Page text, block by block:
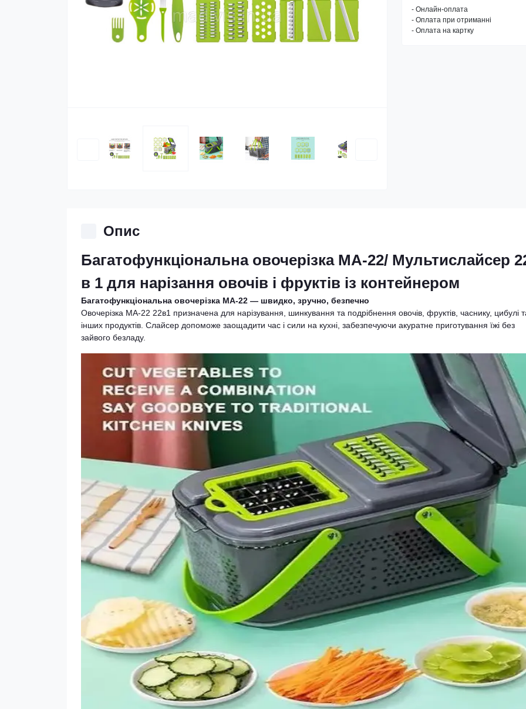
- Онлайн-оплата
- Оплата при отриманні
- Оплата на картку
Опис
Багатофункціональна овочерізка MA-22/ Мультислайсер
в 1 для нарізання овочів і фруктів із контейнером
Багатофункціональна овочерізка MA-22 — швидко, зручно, безпечно
Овочерізка MA-22 22в1 призначена для нарізування, шинкування та подрібнення овочів, фруктів, часнику, цибулі
інших продуктів. Слайсер допоможе заощадити час і сили на кухні, забезпечуючи акуратне приготування їжі без
зайвого безладу.